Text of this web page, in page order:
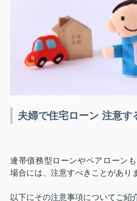
夫婦で住宅ローン 注意す
連帯債務型ローンやペアローンも
場合には、注意すべきことがあり
以下にその注意事項についてご紹